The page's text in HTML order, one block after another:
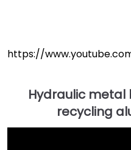
https://